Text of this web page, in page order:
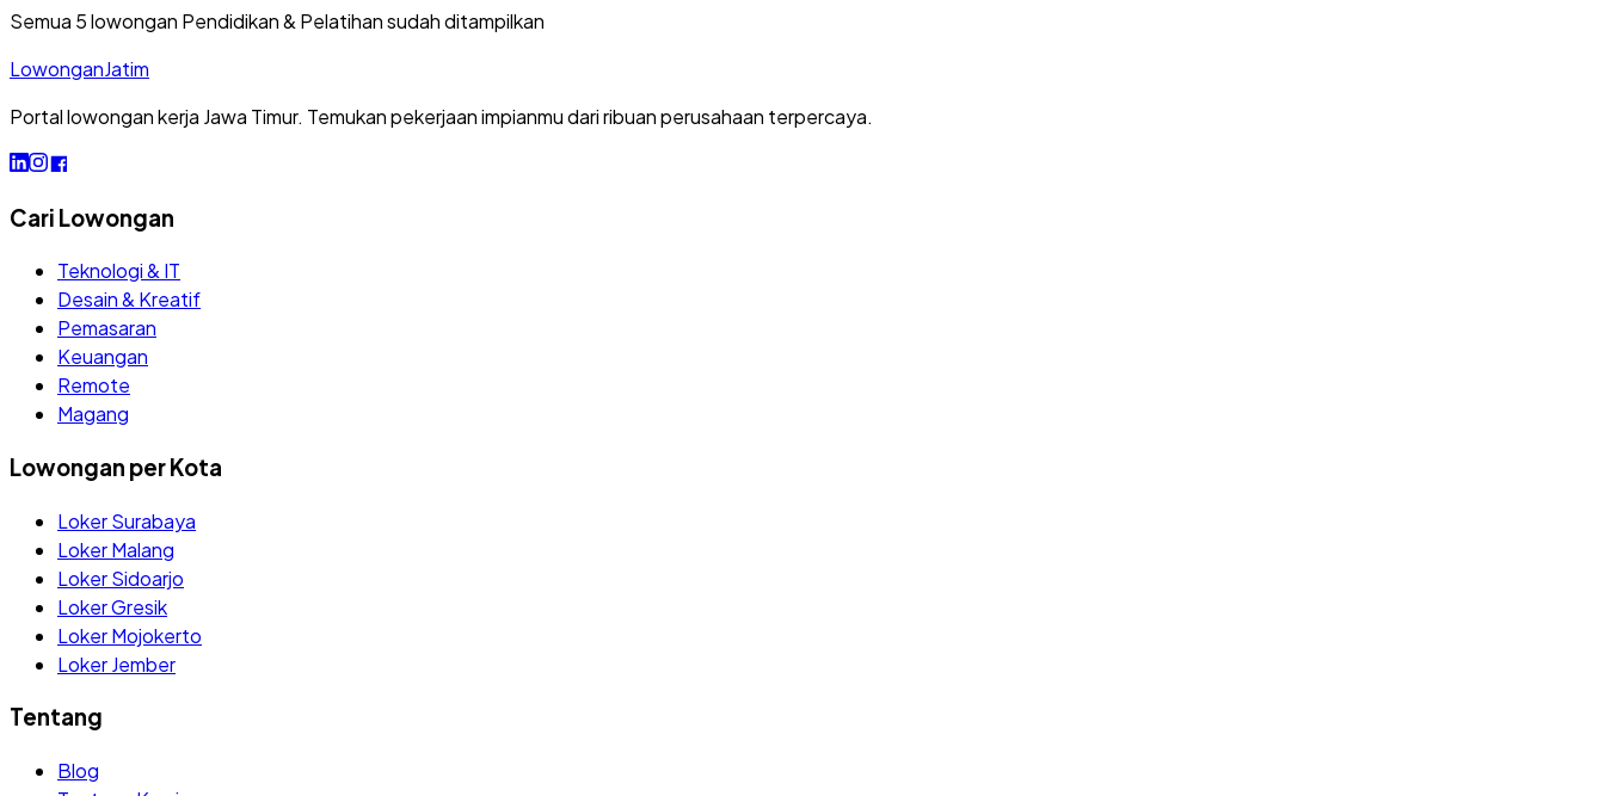
Semua 5lowongan Pendidikan & Pelatihansudah ditampilkan
LowonganJatim
Portal lowongan kerja Jawa Timur. Temukan pekerjaan impianmu dari ribuan perusahaan terpercaya.
Cari Lowongan
Teknologi & IT
Desain & Kreatif
Pemasaran
Keuangan
Remote
Magang
Lowongan per Kota
Loker Surabaya
Loker Malang
Loker Sidoarjo
Loker Gresik
Loker Mojokerto
Loker Jember
Tentang
Blog